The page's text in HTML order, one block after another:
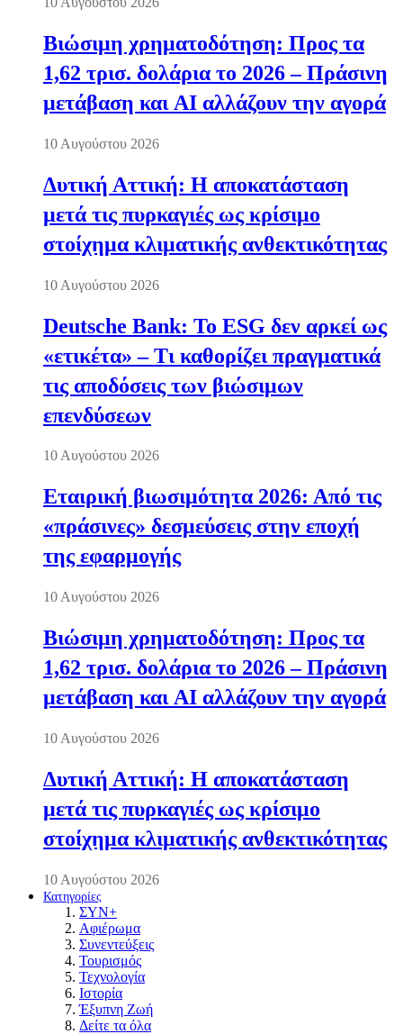
Βιώσιμη χρηματοδότηση: Προς τα
1,62 τρισ. δολάρια το 2026 – Πράσινη
μετάβαση και AI αλλάζουν την αγορά
10 Αυγούστου 2026
Δυτική Αττική: Η αποκατάσταση
μετά τις πυρκαγιές ως κρίσιμο
στοίχημα κλιματικής ανθεκτικότητας
10 Αυγούστου 2026
Deutsche Bank: Το ESG δεν αρκεί ως
«ετικέτα» – Τι καθορίζει πραγματικά
τις αποδόσεις των βιώσιμων
επενδύσεων
10 Αυγούστου 2026
Εταιρική βιωσιμότητα 2026: Από τις
«πράσινες» δεσμεύσεις στην εποχή
της εφαρμογής
10 Αυγούστου 2026
Βιώσιμη χρηματοδότηση: Προς τα
1,62 τρισ. δολάρια το 2026 – Πράσινη
μετάβαση και AI αλλάζουν την αγορά
10 Αυγούστου 2026
Δυτική Αττική: Η αποκατάσταση
μετά τις πυρκαγιές ως κρίσιμο
στοίχημα κλιματικής ανθεκτικότητας
10 Αυγούστου 2026
Κατηγορίες
ΣΥΝ+
Αφιέρωμα
Συνεντεύξεις
Τουρισμός
Τεχνολογία
Ιστορία
Έξυπνη Ζωή
Δείτε τα όλα